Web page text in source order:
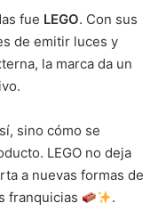
fue LEGO. Con sus
de emitir luces y
la marca da un
sino cómo se
LEGO no deja
a nuevas formas de
franquicias
.